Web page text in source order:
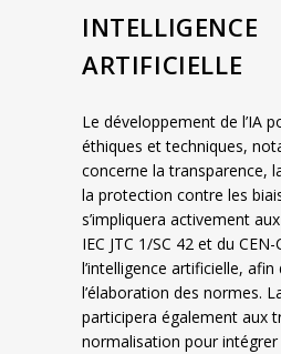
INTELLIGENCE
ARTIFICIELLE
Le développement de l’IA
éthiques et techniques,
concerne la transparence,
la protection contre les
s’impliquera activement
IEC JTC 1/SC 42 et du CEN-
l’intelligence artificielle, afin
l’élaboration des normes.
participera également aux
normalisation pour intégrer